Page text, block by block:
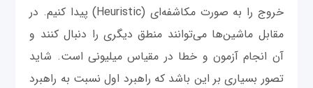
خروج را به صورت مکاشفه‌ای (Heuristic) پیدا کنیم. در
مقابل ماشین‌ها می‌توانند منطق دیگری را دنبال کنند و
آن انجام آزمون و خطا در مقیاس میلیونی است. شاید
تصور بسیاری بر این باشد که راهبرد اول نسبت به راهبرد